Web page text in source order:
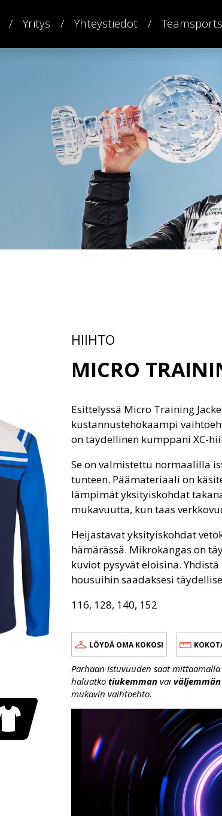
Yritys Yhteystiedot Teamsports
HIIHTO
MICRO
Esittelyssä Micro Training
kustannustehokaampi
on täydellinen kumppani XC-
Se on valmistettu normaalilla
tunteen. Päämateriaali on
lämpimät yksityiskohdat
mukavuutta, kun taas
Heijastavat yksityiskohdat
hämärässä. Mikrokangas on
kuviot pysyvät eloisina.
housuihin saadaksesi
116, 128, 140, 152
LÖYDÄ OMA KOKOSI
Parhaan istuvuuden saat
haluatko tiukemman vai
mukavin vaihtoehto.